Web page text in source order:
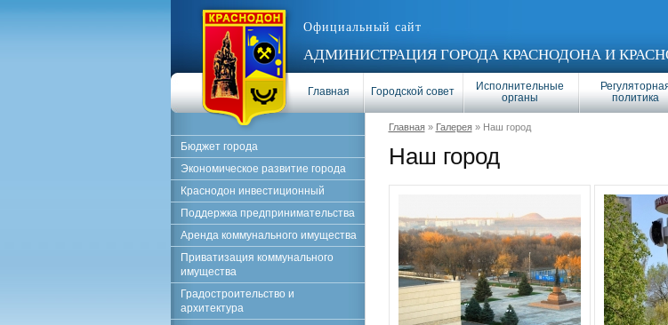
Официальный сайт
АДМИНИСТРАЦИЯ ГОРОДА КРАСНОДОНА И
Главная Городской совет
Исполнительные
органы
политика
Главная» Галерея» Наш город
Наш город
Бюджет города
Экономическое развитие города
Краснодон инвестиционный
Поддержка предпринимательства
Аренда коммунального имущества
Приватизация коммунального
имущества
Градостроительство и
архитектура